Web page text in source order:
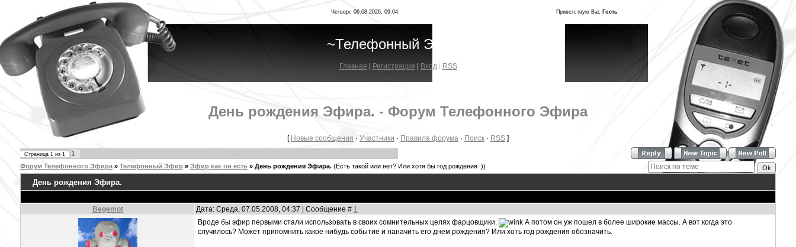
Четверг, 06.08.2026, 09:04 Приветствую Вас Гость
~Телефонный Эфир~
Главная Регистрация Вход| RSS
День рождения Эфира. - Форум Телефонного Эфира
[ Новые сообщения · Участники · Правила форума · Поиск · RSS ]
Страница 1 из 1 1
Форум Телефонного Эфира » Телефонный Эфир » Эфир как он есть » День рождения Эфира. (Есть такой или нет? Или хотя бы год рождения :))
День рождения Эфира.
Begemot Дата: Среда, 07.05.2008, 04:37 | Сообщение # 1
Вроде бы эфир первыми стали использовать в своих сомнительных целях фарцовщики.
А потом он уж пошел в более широкие массы. А вот когда это
случилось? Может припомнить какое нибудь событие и наначить его днем рождения? Или хоть год рождения обозначить.